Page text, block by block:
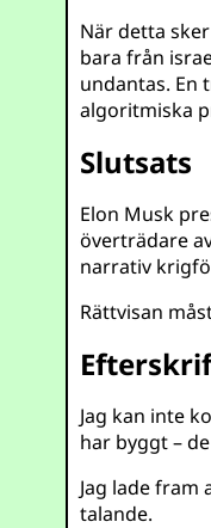
När detta
bara från
undantas. En
algoritmiska
Slutsats
Elon Musk
överträdare
narrativ
Rättvisan
Jag kan inte
har byggt –
Jag lade
talande.